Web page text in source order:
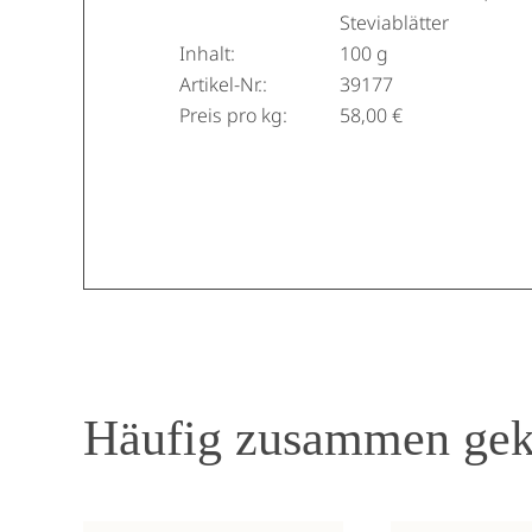
Steviablätter
Inhalt:
100 g
Artikel-Nr.:
39177
Preis pro kg:
58,00 €
Häufig zusammen